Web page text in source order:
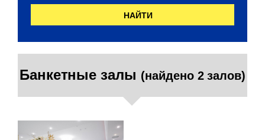
НАЙТИ
Банкетные залы (найдено 2 залов)